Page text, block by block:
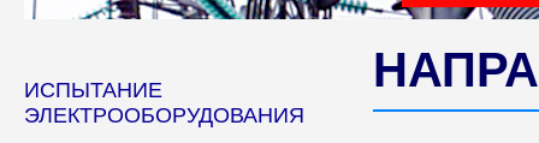
ИСПЫТАНИЕ
ЭЛЕКТРООБОРУДОВАНИЯ